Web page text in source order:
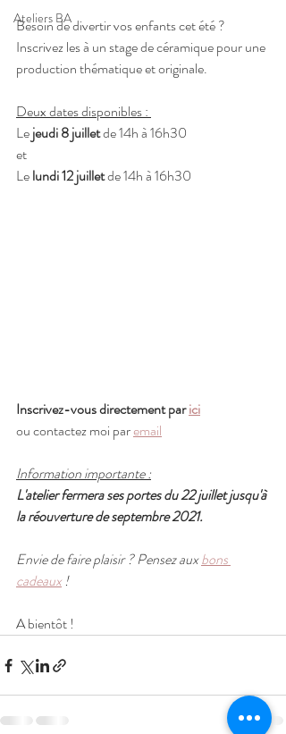
Ateliers BA
Besoin de divertir vos enfants cet été ?
Inscrivez les à un stage de céramique pour une
production thématique et originale.
Deux dates disponibles :
Le jeudi 8 juillet de 14h à 16h30
et
Le lundi 12 juillet de 14h à 16h30
Inscrivez-vous directement par ici
ou contactez moi par email
Information importante :
L'atelier fermera ses portes du 22 juillet jusqu'à
la réouverture de septembre 2021.
Envie de faire plaisir ? Pensez aux bons
cadeaux !
A bientôt !